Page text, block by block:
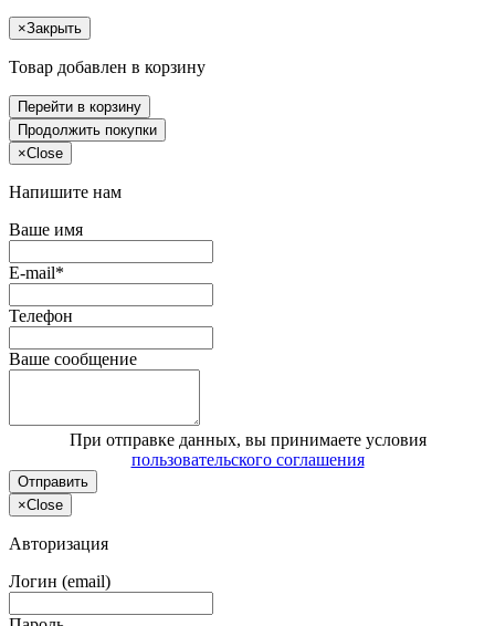
×Закрыть
Товар добавлен в корзину
Перейти в корзину
Продолжить покупки
×Close
Напишите нам
Ваше имя
E-mail*
Телефон
Ваше сообщение
При отправке данных, вы принимаете условия
пользовательского соглашения
Отправить
×Close
Авторизация
Логин (email)